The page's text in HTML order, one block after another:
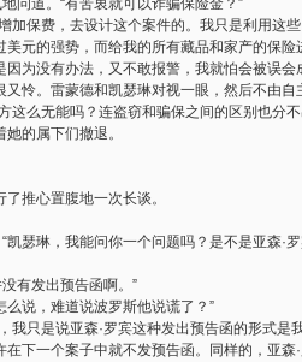
问道。“有苦衷就可以诈骗保险金？”
加保费，去设计这个案件的。我只是利用这
美元的强势，而给我的所有藏品和家产的保
为没有办法，又不敢报警，我就怕会被误会
怜。雷蒙德和凯瑟琳对视一眼，然后不由自
这么无能吗？连盗窃和骗保之间的区别也分不
的属下们撤退。
推心置腹地一次长谈。
凯瑟琳，我能问你一个问题吗？是不是亚森·
有发出预告函啊。”
说，难道说波罗斯他说谎了？”
我只是说亚森·罗宾这种发出预告函的形式
下一个案子中就不发预告函。同样的，亚